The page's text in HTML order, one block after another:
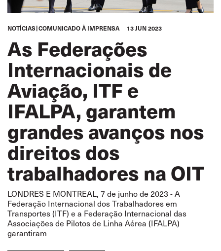
NOTÍCIAS COMUNICADO À IMPRENSA 13 JUN 2023
As Federações
Internacionais de
Aviação, ITF e
IFALPA, garantem
grandes avanços nos
direitos dos
trabalhadores na OIT
LONDRES E MONTREAL, 7 de junho de 2023 - A
Federação Internacional dos Trabalhadores em
Transportes (ITF) e a Federação Internacional das
Associações de Pilotos de Linha Aérea (IFALPA)
garantiram